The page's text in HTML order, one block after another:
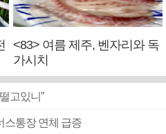
<83> 여름 제주, 벤자리와 독
가시치
고있니”
스통장 연체 급증